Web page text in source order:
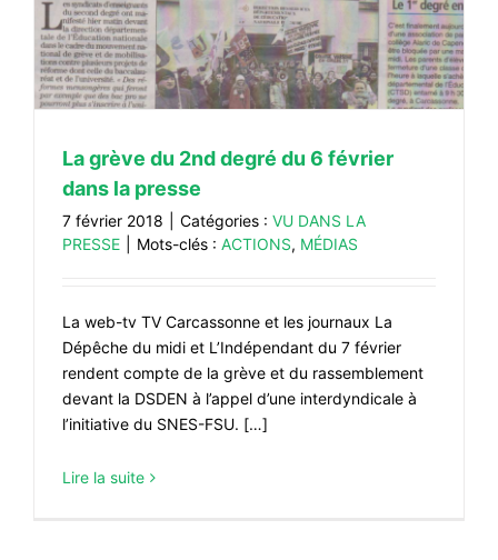
La grève du 2nd degré du 6 février
dans la presse
7 février 2018 Catégories : VU DANS LA
PRESSE
Mots-clés : ACTIONS, MÉDIAS
La web-tv TV Carcassonne et les journaux La
Dépêche du midi et L’Indépendant du 7 février
rendent compte de la grève et du rassemblement
devant la DSDEN à l’appel d’une interdyndicale à
l’initiative du SNES-FSU. […]
Lire la suite